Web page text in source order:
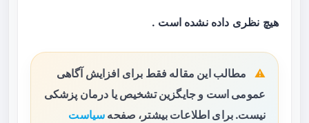
هیچ نظری داده نشده است .
مطالب این مقاله فقط برای افزایش آگاهی
عمومی است و جایگزین تشخیص یا درمان پزشکی
نیست. برای اطلاعات بیشتر، صفحه سیاست